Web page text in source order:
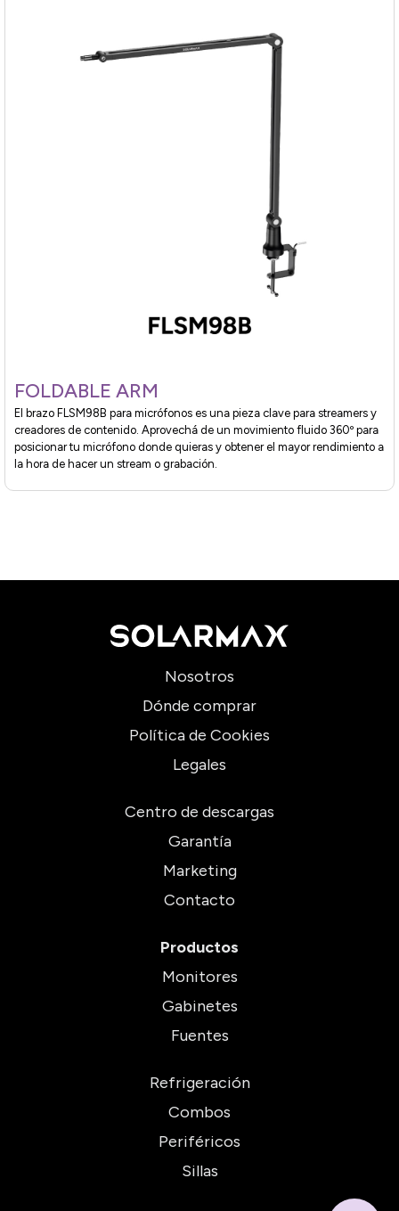
FOLDABLE ARM
El brazo FLSM98B para micrófonos es una pieza clave para streamers y
creadores de contenido. Aprovechá de un movimiento fluido 360º para
posicionar tu micrófono donde quieras y obtener el mayor rendimiento a
la hora de hacer un stream o grabación.
Nosotros
Dónde comprar
Política de Cookies
Legales
Centro de descargas
Garantía
Marketing
Contacto
Productos
Monitores
Gabinetes
Fuentes
Refrigeración
Combos
Periféricos
Sillas